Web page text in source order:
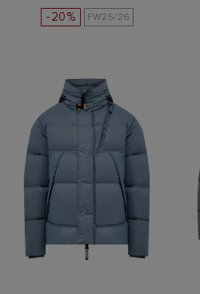
-20% FW25/26